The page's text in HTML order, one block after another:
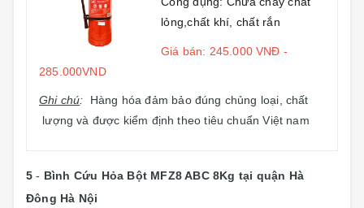
lỏng,chất khí, chất rắn
Giá bán: 245.000 VNĐ -
285.000VND
Ghi chú: Hàng hóa đảm bảo đúng chủng loại, chất
lượng và được kiểm định theo tiêu chuẩn Việt nam
5 - Bình Cứu Hỏa Bột MFZ8 ABC 8Kg tại quận Hà
Đông Hà Nội